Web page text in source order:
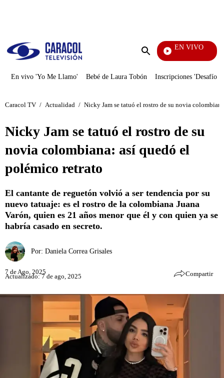
Enviar
EN VIVO
Yo Me
En vivo 'Yo Me Llamo' Bebé de Laura Tobón Inscripciones 'Desafío'
Caracol TV / Actualidad / Nicky Jam se tatuó el rostro de su novia
Nicky Jam se tatuó el rostro de su
novia colombiana: así quedó el
polémico retrato
El cantante de reguetón volvió a ser tendencia por su
nuevo tatuaje: es el rostro de la colombiana Juana
Varón, quien es 21 años menor que él y con quien ya se
habría casado en secreto.
Por: Daniela Correa Grisales
7 de Ago, 2025
Actualizado: 7 de ago, 2025 Compartir